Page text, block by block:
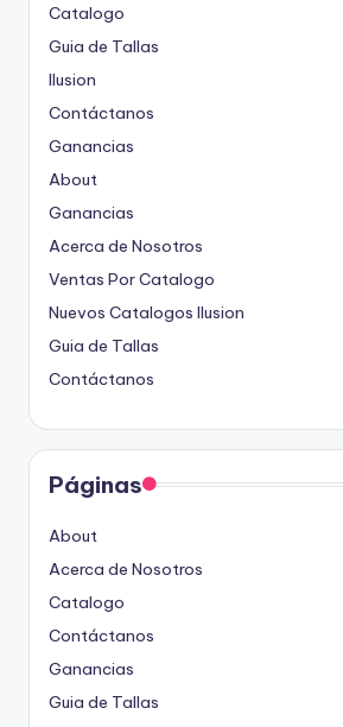
Catalogo
Guia de Tallas
Ilusion
Contáctanos
Ganancias
About
Ganancias
Acerca de Nosotros
Ventas Por Catalogo
Nuevos Catalogos Ilusion
Guia de Tallas
Contáctanos
Páginas
About
Acerca de Nosotros
Catalogo
Contáctanos
Ganancias
Guia de Tallas